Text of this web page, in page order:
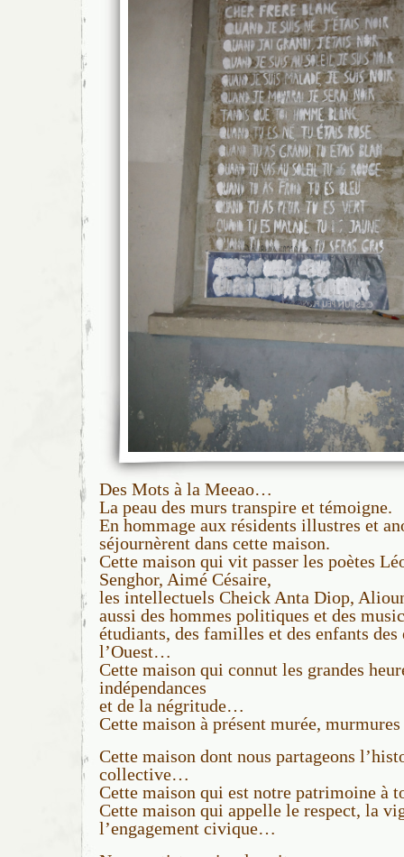
Des Mots à la Meeao…
La peau des murs transpire et témoigne.
En hommage aux résidents illustres et
séjournèrent dans cette maison.
Cette maison qui vit passer les poètes
Senghor, Aimé Césaire,
les intellectuels Cheick Anta Diop,
aussi des hommes politiques et des
étudiants, des familles et des enfants
l’Ouest…
Cette maison qui connut les grandes
indépendances
et de la négritude…
Cette maison à présent murée,
Cette maison dont nous partageons
collective…
Cette maison qui est notre patrimoine à
Cette maison qui appelle le respect, la
l’engagement civique…